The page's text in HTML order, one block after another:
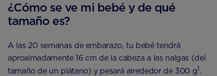
¿Cómo se ve mi bebé y de qué
tamaño es?
A las 20 semanas de embarazo, tu bebé tendrá
aproximadamente 16 cm de la cabeza a las nalgas (del
tamaño de un plátano) y pesará alrededor de 300 g1.